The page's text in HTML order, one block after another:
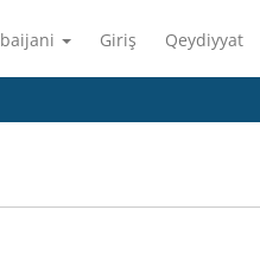
Giriş Qeydiyyat